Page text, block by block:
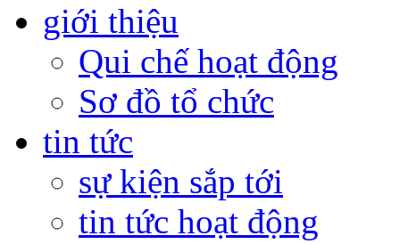
giới thiệu
Qui chế hoạt động
Sơ đồ tổ chức
tin tức
sự kiện sắp tới
tin tức hoạt động